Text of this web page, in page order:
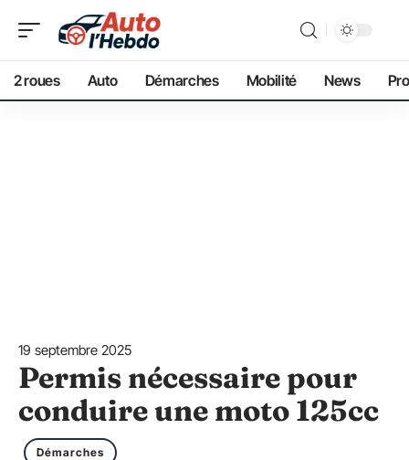
2 roues Auto Démarches Mobilité News
19 septembre 2025
Permis nécessaire pour
conduire une moto 125cc
Démarches